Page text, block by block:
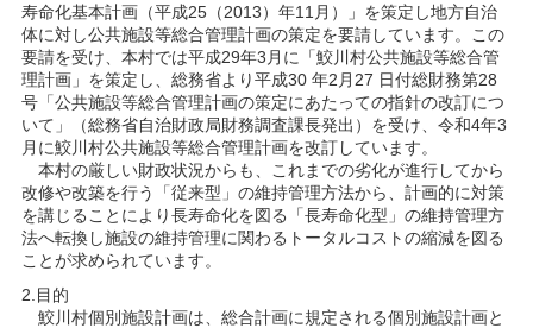
寿命化基本計画（平成25（2013）年11月）」を策定し地方自治
体に対し公共施設等総合管理計画の策定を要請しています。この
要請を受け、本村では平成29年3月に「鮫川村公共施設等総合管
理計画」を策定し、総務省より平成30 年2月27 日付総財務第28
号「公共施設等総合管理計画の策定にあたっての指針の改訂につ
いて」（総務省自治財政局財務調査課長発出）を受け、令和4年3
月に鮫川村公共施設等総合管理計画を改訂しています。
本村の厳しい財政状況からも、これまでの劣化が進行してから
改修や改築を行う「従来型」の維持管理方法から、計画的に対策
を講じることにより長寿命化を図る「長寿命化型」の維持管理方
法へ転換し施設の維持管理に関わるトータルコストの縮減を図る
ことが求められています。
2.目的
鮫川村個別施設計画は、総合計画に規定される個別施設計画と